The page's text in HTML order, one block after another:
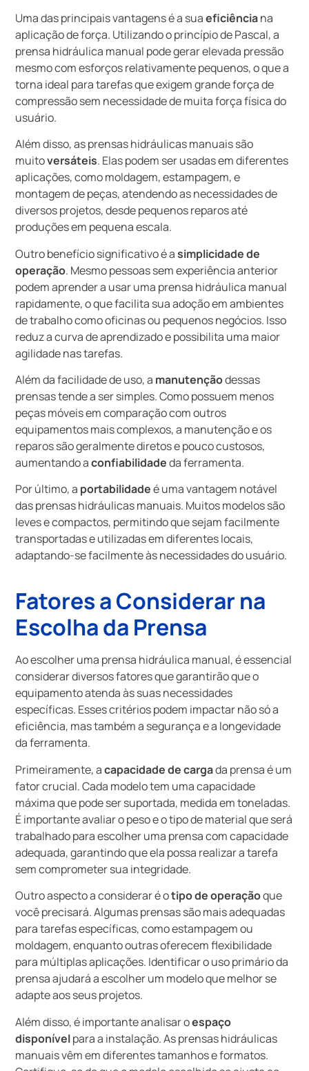
Uma das principais vantagens é a suaeficiênciana
aplicação de força. Utilizando o princípio de Pascal, a
prensa hidráulica manual pode gerar elevada pressão
mesmo com esforços relativamente pequenos, o que a
torna ideal para tarefas que exigem grande força de
compressão sem necessidade de muita força física do
usuário.
Além disso, as prensas hidráulicas manuais são
muitoversáteis. Elas podem ser usadas em diferentes
aplicações, como moldagem, estampagem, e
montagem de peças, atendendo as necessidades de
diversos projetos, desde pequenos reparos até
produções em pequena escala.
Outro benefício significativo é asimplicidade de
operação. Mesmo pessoas sem experiência anterior
podem aprender a usar uma prensa hidráulica manual
rapidamente, o que facilita sua adoção em ambientes
de trabalho como oficinas ou pequenos negócios. Isso
reduz a curva de aprendizado e possibilita uma maior
agilidade nas tarefas.
Além da facilidade de uso, a manutençãodessas
prensas tende a ser simples. Como possuem menos
peças móveis em comparação com outros
equipamentos mais complexos, a manutenção e os
reparos são geralmente diretos e pouco custosos,
aumentando aconfiabilidadeda ferramenta.
Por último, a portabilidadeé uma vantagem notável
das prensas hidráulicas manuais. Muitos modelos são
leves e compactos, permitindo que sejam facilmente
transportadas e utilizadas em diferentes locais,
adaptando-se facilmente às necessidades do usuário.
Fatores a Considerar na
Escolha da Prensa
Ao escolher uma prensa hidráulica manual, é essencial
considerar diversos fatores que garantirão que o
equipamento atenda às suas necessidades
específicas. Esses critérios podem impactar não só a
eficiência, mas também a segurança e a longevidade
da ferramenta.
Primeiramente, acapacidade de cargada prensa é um
fator crucial. Cada modelo tem uma capacidade
máxima que pode ser suportada, medida em toneladas.
É importante avaliar o peso e o tipo de material que será
trabalhado para escolher uma prensa com capacidade
adequada, garantindo que ela possa realizar a tarefa
sem comprometer sua integridade.
Outro aspecto a considerar é otipo de operaçãoque
você precisará. Algumas prensas são mais adequadas
para tarefas específicas, como estampagem ou
moldagem, enquanto outras oferecem flexibilidade
para múltiplas aplicações. Identificar o uso primário da
prensa ajudará a escolher um modelo que melhor se
adapte aos seus projetos.
Além disso, é importante analisar oespaço
disponívelpara a instalação. As prensas hidráulicas
manuais vêm em diferentes tamanhos e formatos.